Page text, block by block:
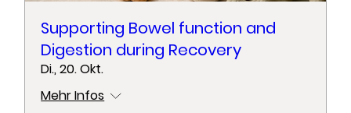
Supporting Bowel function and
Digestion during Recovery
Di., 20. Okt.
Mehr Infos